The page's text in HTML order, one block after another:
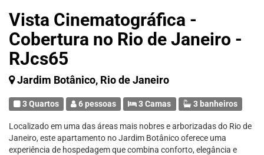
Vista Cinematográfica -
Cobertura no Rio de Janeiro -
RJcs65
Jardim Botânico, Rio de Janeiro
3 Quartos 6 pessoas 3 Camas 3 banheiros
Localizado em uma das áreas mais nobres e arborizadas do Rio de
Janeiro, este apartamento no Jardim Botânico oferece uma
experiência de hospedagem que combina conforto, elegância e